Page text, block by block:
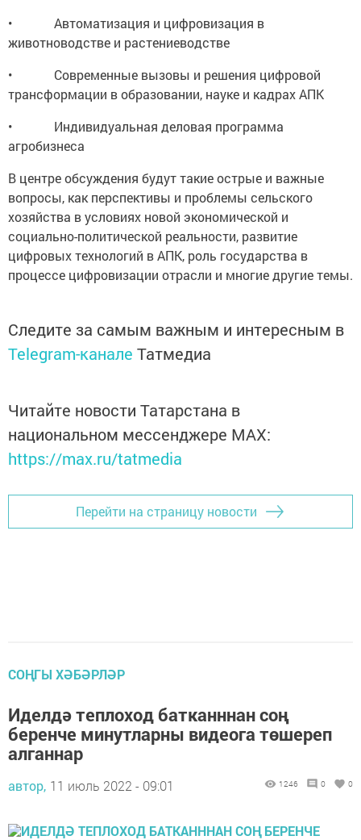
• Автоматизация и цифровизация в
животноводстве и растениеводстве
• Современные вызовы и решения цифровой
трансформации в образовании, науке и кадрах АПК
• Индивидуальная деловая программа
агробизнеса
В центре обсуждения будут такие острые и важные
вопросы, как перспективы и проблемы сельского
хозяйства в условиях новой экономической и
социально-политической реальности, развитие
цифровых технологий в АПК, роль государства в
процессе цифровизации отрасли и многие другие темы.
Следите за самым важным и интересным в
Telegram-канале Татмедиа
Читайте новости Татарстана в
национальном мессенджере MАХ:
https://max.ru/tatmedia
Перейти на страницу новости
СОҢГЫ ХӘБӘРЛӘР
Иделдә теплоход батканннан соң
беренче минутларны видеога төшереп
алганнар
автор, 11 июль 2022 - 09:01 1246 0 0